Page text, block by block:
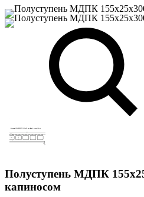
Полуступень МДПК
капиносом